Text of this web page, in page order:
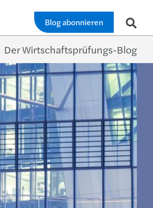
Blog abonnieren
Der Wirtschaftsprüfungs-Blog